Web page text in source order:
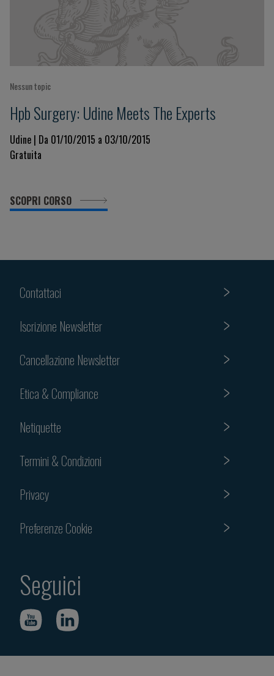
Nessun topic
Hpb Surgery: Udine Meets The Experts
Udine | Da 01/10/2015 a 03/10/2015
Gratuita
SCOPRI CORSO
Contattaci
Iscrizione Newsletter
Cancellazione Newsletter
Etica & Compliance
Netiquette
Termini & Condizioni
Privacy
Preferenze Cookie
Seguici